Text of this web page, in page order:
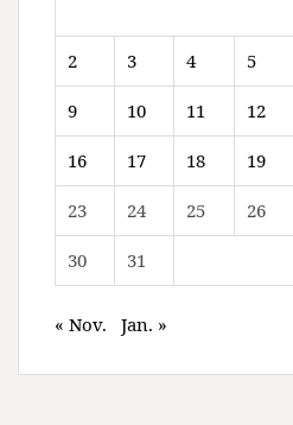
2 3 4 5
9 10 11 12
16 17 18 19
23 24 25 26
30 31
« Nov. Jan. »